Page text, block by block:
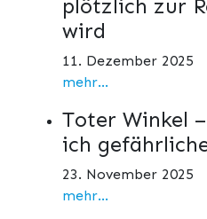
plötzlich zur
wird
11. Dezember 2025
mehr...
Toter Winkel
ich
23. November 2025
mehr...